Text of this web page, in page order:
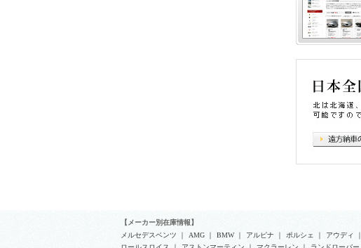
【メーカー別在庫情報】
メルセデスベンツ ｜ AMG ｜ BMW｜ アルピナ ｜ ポルシェ ｜ アウディ ｜